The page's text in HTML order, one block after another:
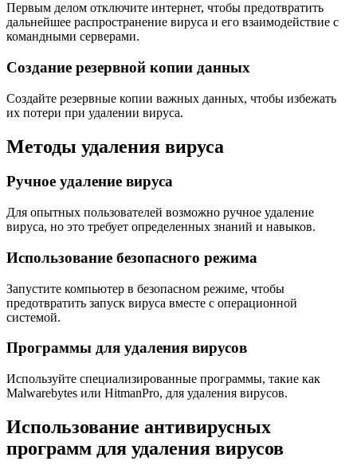
Первым делом отключите интернет, чтобы предотвратить
дальнейшее распространение вируса и его взаимодействие с
командными серверами.
Создание резервной копии данных
Создайте резервные копии важных данных, чтобы избежать
их потери при удалении вируса.
Методы удаления вируса
Ручное удаление вируса
Для опытных пользователей возможно ручное удаление
вируса, но это требует определенных знаний и навыков.
Использование безопасного режима
Запустите компьютер в безопасном режиме, чтобы
предотвратить запуск вируса вместе с операционной
системой.
Программы для удаления вирусов
Используйте специализированные программы, такие как
Malwarebytes или HitmanPro, для удаления вирусов.
Использование антивирусных
программ для удаления вирусов